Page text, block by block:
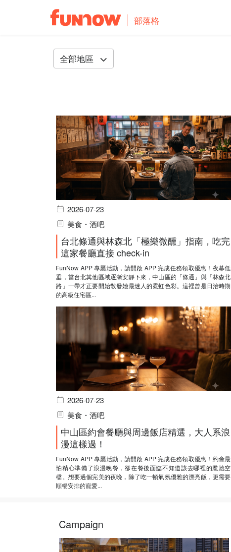
部落格
全部地區
2026-07-23
美食・酒吧
台北條通與林森北「極樂微醺」指南，吃完
這家餐廳直接 check-in
FunNow APP 專屬活動，請開啟 APP 完成任務領取優惠！夜幕低
垂，當台北其他區域逐漸安靜下來，中山區的「條通」與「林森北
路」一帶才正要開始散發她最迷人的霓虹色彩。這裡曾是日治時期
的高級住宅區...
2026-07-23
美食・酒吧
中山區約會餐廳與周邊飯店精選，大人系浪
漫這樣過！
FunNow APP 專屬活動，請開啟 APP 完成任務領取優惠！約會最
怕精心準備了浪漫晚餐，卻在餐後面臨不知道該去哪裡的尷尬空
檔。想要過個完美的夜晚，除了吃一頓氣氛優雅的漂亮飯，更需要
順暢安排的寵愛...
Campaign